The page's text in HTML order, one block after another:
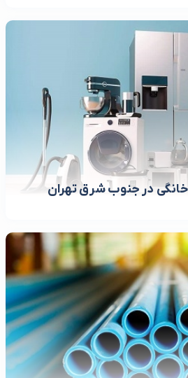
خانگی در جنوب شرق تهران